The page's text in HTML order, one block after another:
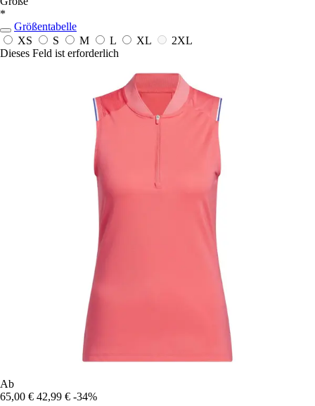
*
Größentabelle
XS
S M L XL
2XL
Dieses Feld ist erforderlich
Ab
65,00 € 42,99 € -34%